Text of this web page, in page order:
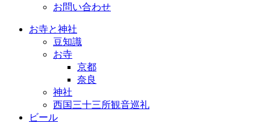
お問い合わせ
お寺と神社
豆知識
お寺
京都
奈良
神社
西国三十三所観音巡礼
ビール